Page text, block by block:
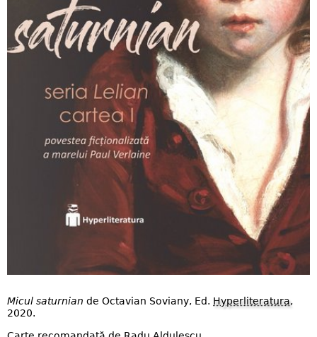
Micul saturnian de Octavian Soviany, Ed. Hyperliteratura,
2020.